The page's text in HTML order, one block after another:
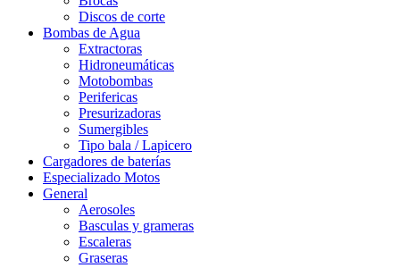
Discos de corte
Bombas de Agua
Extractoras
Hidroneumáticas
Motobombas
Perifericas
Presurizadoras
Sumergibles
Tipo bala / Lapicero
Cargadores de baterías
Especializado Motos
General
Aerosoles
Basculas y grameras
Escaleras
Graseras